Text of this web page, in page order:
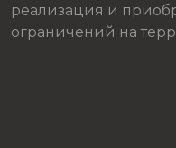
реализация и
ограничений на